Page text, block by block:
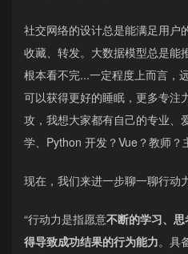
社交网络的设计总是能满足用户
收藏、转发。大数据模型总是能
根本看不完...一定程度上而言，
可以获得更好的睡眠，更多专注
攻，我想大家都有自己的专业、
学、Python 开发？Vue？教师？
现在，我们来进一步聊一聊行动力
“行动力是指愿意不断的学习、
得导致成功结果的行为能力。具